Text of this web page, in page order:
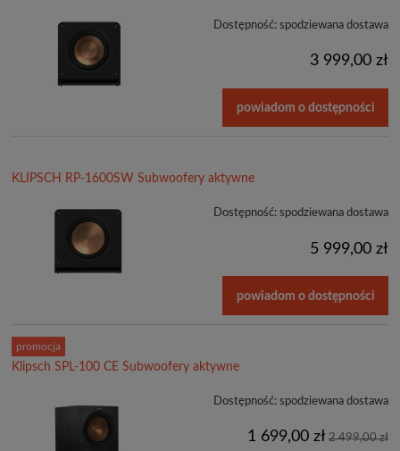
Dostępność: spodziewana dostawa
3 999,00 zł
powiadom o dostępności
KLIPSCH RP-1600SW Subwoofery aktywne
Dostępność: spodziewana dostawa
5 999,00 zł
powiadom o dostępności
Klipsch SPL-100 CE Subwoofery aktywne
Dostępność: spodziewana dostawa
1 699,00 zł 2 499,00 zł
promocja